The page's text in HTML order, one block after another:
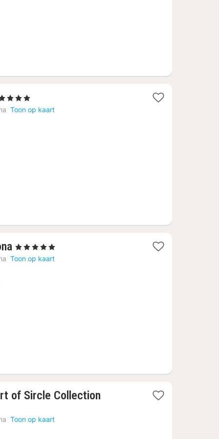
Toon op kaart
1
nacht
, 5 Sterren
Toon op kaart
of Sircle Collection
Toon op kaart